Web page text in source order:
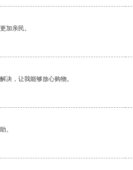
加亲民。
决，让我能够放心购物。
。